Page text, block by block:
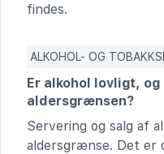
findes.
ALKOHOL- OG
Er alkohol lovligt,
aldersgrænsen?
Servering og salg af
aldersgrænse. Det er